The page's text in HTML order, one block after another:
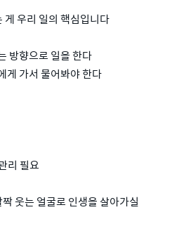
우리 일의 핵심입니다
방향으로 일을 한다
게 가서 물어봐야 한다
리 필요
웃는 얼굴로 인생을 살아가실